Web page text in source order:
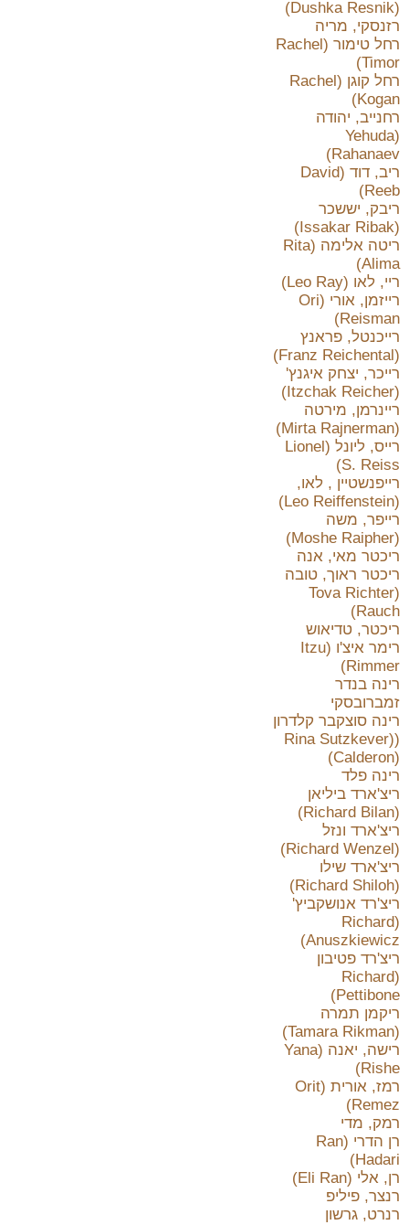
(Dushka Resnik)
רזנסקי, מריה
רחל טימור (Rachel
Timor)
רחל קוגן (Rachel
Kogan)
רחנייב, יהודה
(Yehuda
Rahanaev)
ריב, דוד (David
Reeb)
ריבק, יששכר
(Issakar Ribak)
ריטה אלימה (Rita
Alima)
ריי, לאו (Leo Ray)
רייזמן, אורי (Ori
Reisman)
רייכנטל, פראנץ
(Franz Reichental)
רייכר, יצחק איגנץ'
(Itzchak Reicher)
ריינרמן, מירטה
(Mirta Rajnerman)
רייס, ליונל (Lionel
S. Reiss)
רייפנשטיין , לאו,
(Leo Reiffenstein)
רייפר, משה
(Moshe Raipher)
ריכטר מאי, אנה
ריכטר ראוך, טובה
(Tova Richter
Rauch)
ריכטר, טדיאוש
רימר איצ'ו (Itzu
Rimmer)
רינה בנדר
זמברובסקי
רינה סוצקבר קלדרון
((Rina Sutzkever
(Calderon)
רינה פלד
ריצ'ארד ביליאן
(Richard Bilan)
ריצ'ארד ונזל
(Richard Wenzel)
ריצ'ארד שילו
(Richard Shiloh)
ריצ'רד אנושקביץ'
(Richard
Anuszkiewicz)
ריצ'רד פטיבון
(Richard
Pettibone)
ריקמן תמרה
(Tamara Rikman)
רישה, יאנה (Yana
Rishe)
רמז, אורית (Orit
Remez)
רמק, מדי
רן הדרי (Ran
Hadari)
רן, אלי (Eli Ran)
רנצר, פיליפ
רנרט, גרשון